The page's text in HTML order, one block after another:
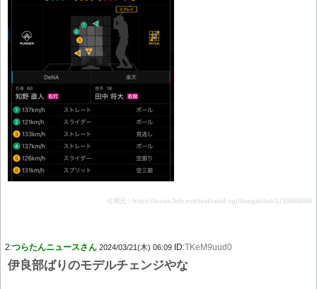
引用元：https://nova.5ch.net/test/read.cgi/livegalileo/1710968886/
2:つらたんニュースさん 2024/03/21(木) 06:09 ID:TKeM9uud0
伊良部ばりのモデルチェンジやな